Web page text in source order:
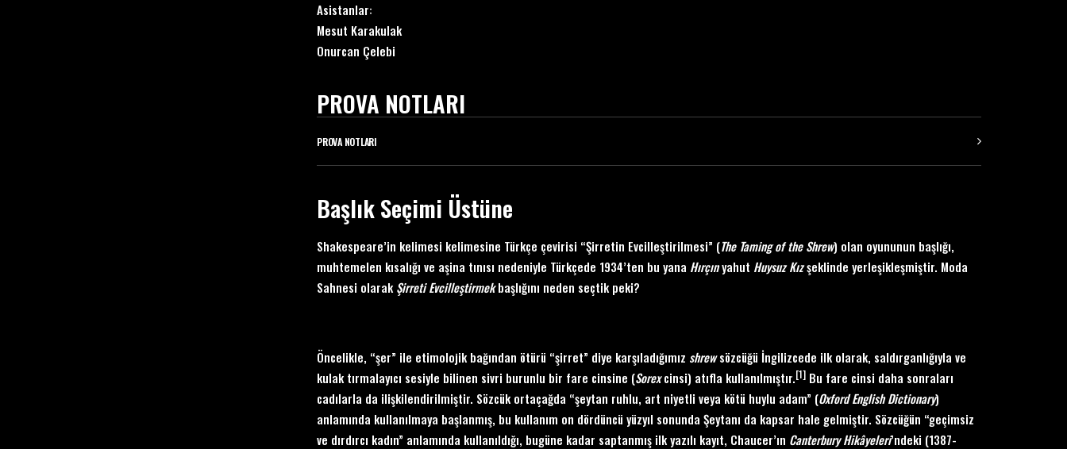
Asistanlar:
Mesut Karakulak
Onurcan Çelebi
PROVA NOTLARI
PROVA NOTLARI
Başlık Seçimi Üstüne
Shakespeare’in kelimesi kelimesine Türkçe çevirisi “Şirretin Evcilleştirilmesi” (The Taming of the Shrew) olan oyununun başlığı,
muhtemelen kısalığı ve aşina tınısı nedeniyle Türkçede 1934’ten bu yana Hırçınyahut Huysuz Kızşeklinde yerleşikleşmiştir. Moda
Sahnesi olarak Şirreti Evcilleştirmekbaşlığını neden seçtik peki?
Öncelikle, “şer” ile etimolojik bağından ötürü “şirret” diye karşıladığımız shrewsözcüğü İngilizcede ilk olarak, saldırganlığıyla ve
kulak tırmalayıcı sesiyle bilinen sivri burunlu bir fare cinsine (Sorexcinsi) atıfla kullanılmıştır.[1] Bu fare cinsi daha sonraları
cadılarla da ilişkilendirilmiştir. Sözcük ortaçağda “şeytan ruhlu, art niyetli veya kötü huylu adam” (Oxford English Dictionary)
anlamında kullanılmaya başlanmış, bu kullanım on dördüncü yüzyıl sonunda Şeytanı da kapsar hale gelmiştir. Sözcüğün “geçimsiz
ve dırdırcı kadın” anlamında kullanıldığı, bugüne kadar saptanmış ilk yazılı kayıt, Chaucer’ın Canterbury Hikâyeleri’ndeki (1387-